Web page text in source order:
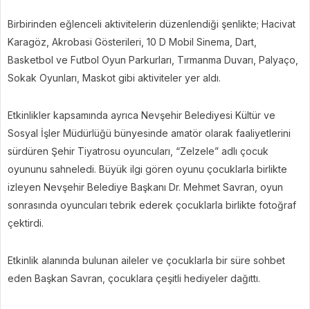
Birbirinden eğlenceli aktivitelerin düzenlendiği şenlikte; Hacivat
Karagöz, Akrobasi Gösterileri, 10 D Mobil Sinema, Dart,
Basketbol ve Futbol Oyun Parkurları, Tırmanma Duvarı, Palyaço,
Sokak Oyunları, Maskot gibi aktiviteler yer aldı.
Etkinlikler kapsamında ayrıca Nevşehir Belediyesi Kültür ve
Sosyal İşler Müdürlüğü bünyesinde amatör olarak faaliyetlerini
sürdüren Şehir Tiyatrosu oyuncuları, “Zelzele” adlı çocuk
oyununu sahneledi. Büyük ilgi gören oyunu çocuklarla birlikte
izleyen Nevşehir Belediye Başkanı Dr. Mehmet Savran, oyun
sonrasında oyuncuları tebrik ederek çocuklarla birlikte fotoğraf
çektirdi.
Etkinlik alanında bulunan aileler ve çocuklarla bir süre sohbet
eden Başkan Savran, çocuklara çeşitli hediyeler dağıttı.